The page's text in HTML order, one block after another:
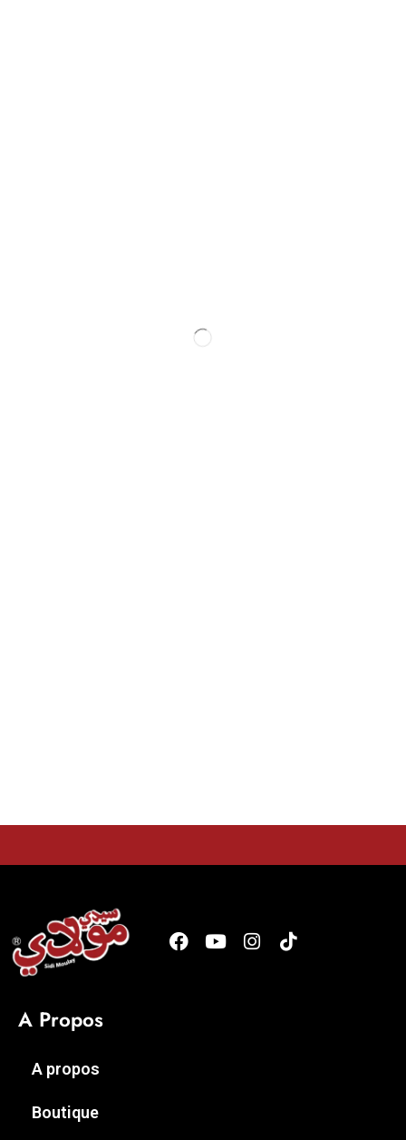
A Propos
A propos
Boutique